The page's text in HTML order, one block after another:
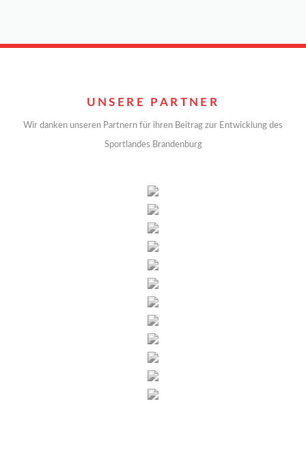
UNSERE PARTNER
Wir danken unseren Partnern für ihren Beitrag zur Entwicklung des
Sportlandes Brandenburg